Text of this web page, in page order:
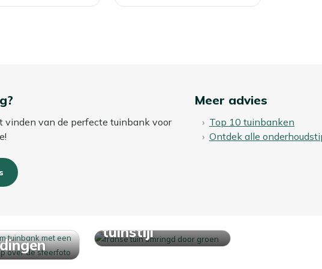
vinden van de perfecte tuinbank voor
Meer advies
Top 10 tuinbanken
Ontdek alle
tuinstijl